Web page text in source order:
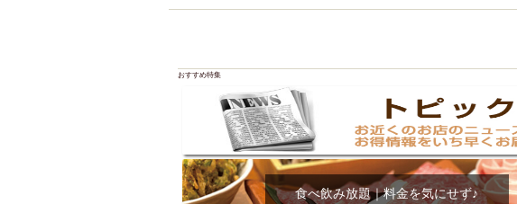
夜10時以降入店可
県産魚 焼鳥
アサヒスーパードライ
県庁前駅周辺
大部屋50名以上～
オリオン 海ぶ
ハッピーアワー
アグー豚 プレミ
飲み放題付きコース3000円
肉の日
おすすめ特集
食べ飲み放題｜料金を気にせず♪